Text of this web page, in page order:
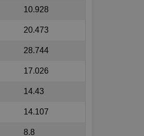
10.928
20.473
28.744
17.026
14.43
14.107
8.8